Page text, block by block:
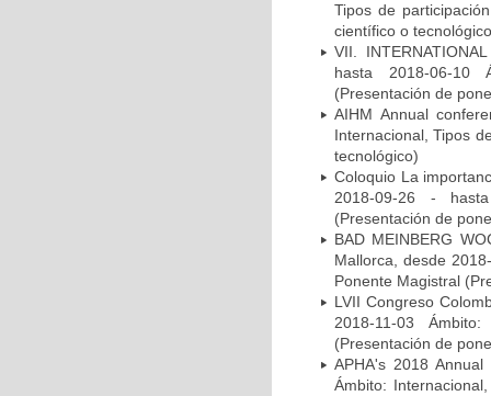
Tipos de
científico o
VII.
hasta 2018-06-10
(Presentación de
AIHM Annual
Internacional, Tipos
tecnológico)
Coloquio La
2018-09-26 -
(Presentación de
BAD MEINBERG
Mallorca, desde
Ponente Magistral
LVII Congreso
2018-11-03
(Presentación de
APHA's 2018
Ámbito: